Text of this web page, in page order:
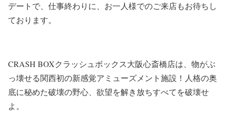
デートで、仕事終わりに、お一人様でのご来店もお待ちし
ております。
CRASH BOXクラッシュボックス大阪心斎橋店は、物がぶ
っ壊せる関西初の新感覚アミューズメント施設！人格の奥
底に秘めた破壊の野心、欲望を解き放ちすべてを破壊せ
よ。